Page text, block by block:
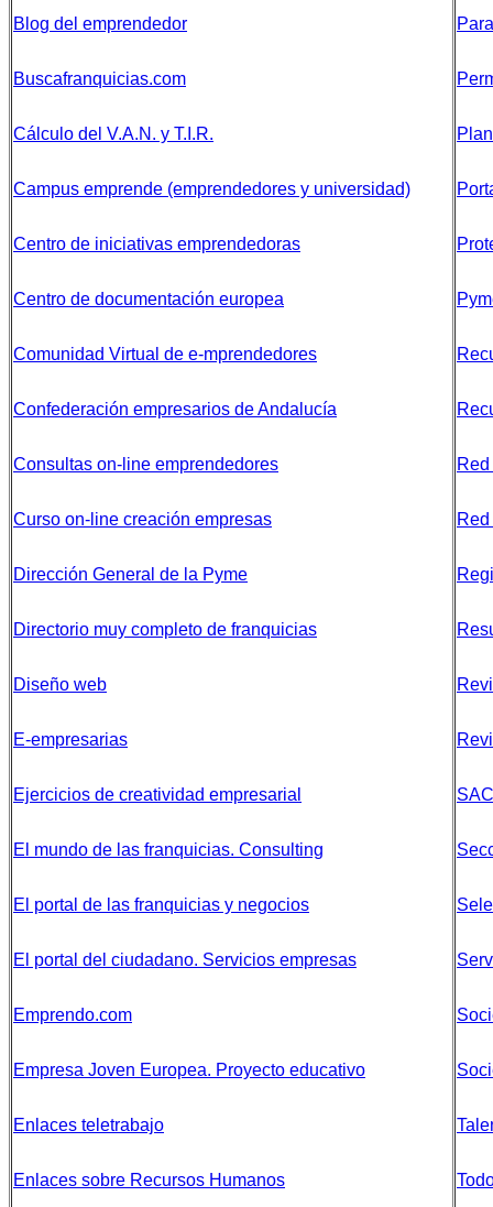
Blog del emprendedor
Buscafranquicias.com
Cálculo del V.A.N. y T.I.R.
Campus emprende (emprendedores y universidad)
Centro de iniciativas emprendedoras
Centro de documentación europea
Comunidad Virtual de e-mprendedores
Confederación empresarios de Andalucía
Consultas on-line emprendedores
Curso on-line creación empresas
Dirección General de la Pyme
Directorio muy completo de franquicias
Diseño web
E-empresarias
Ejercicios de creatividad empresarial
El mundo de las franquicias. Consulting
El portal de las franquicias y negocios
El portal del ciudadano. Servicios empresas
Emprendo.com
Empresa Joven Europea. Proyecto educativo
Enlaces teletrabajo
Enlaces sobre Recursos Humanos